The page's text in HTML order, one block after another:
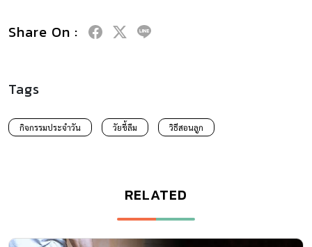
Share On :
Tags
กิจกรรมประจำวัน วัยขี้ลืม วิธีสอนลูก
RELATED